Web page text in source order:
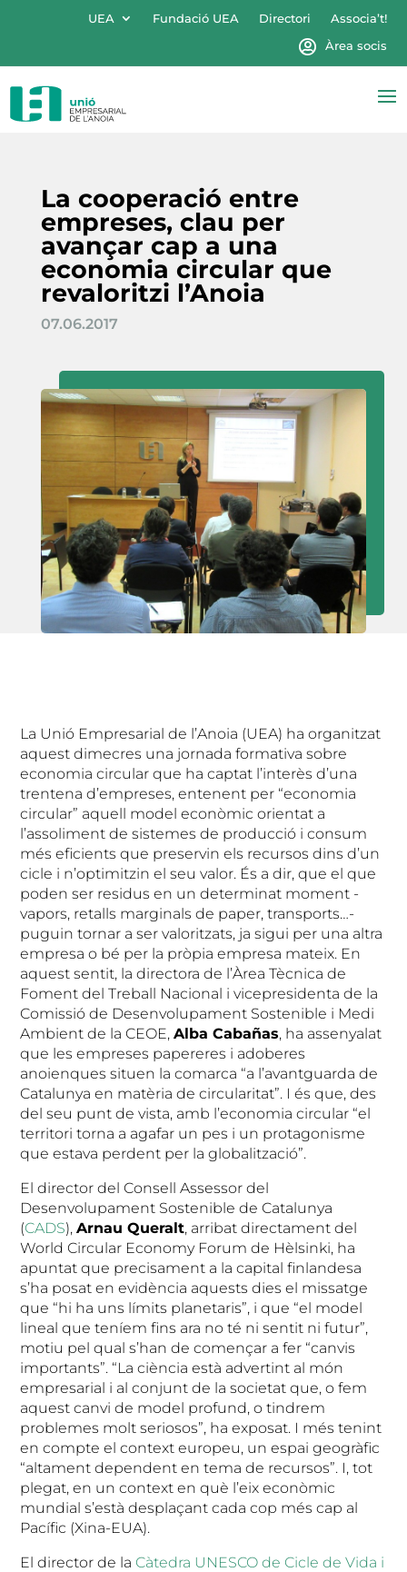
UEA Fundació UEA Directori
Associa’t!
Àrea socis
La cooperació entre
empreses, clau per
avançar cap a una
economia circular que
revaloritzi l’Anoia
07.06.2017
La Unió Empresarial de l’Anoia (UEA) ha organitzat
aquest dimecres una jornada formativa sobre
economia circular que ha captat l’interès d’una
trentena d’empreses, entenent per “economia
circular” aquell model econòmic orientat a
l’assoliment de sistemes de producció i consum
més eficients que preservin els recursos dins d’un
cicle i n’optimitzin el seu valor. És a dir, que el que
poden ser residus en un determinat moment -
vapors, retalls marginals de paper, transports…-
puguin tornar a ser valoritzats, ja sigui per una altra
empresa o bé per la pròpia empresa mateix. En
aquest sentit, la directora de l’Àrea Tècnica de
Foment del Treball Nacional i vicepresidenta de la
Comissió de Desenvolupament Sostenible i Medi
Ambient de la CEOE,Alba Cabañas, ha assenyalat
que les empreses papereres i adoberes
anoienques situen la comarca “a l’avantguarda de
Catalunya en matèria de circularitat”. I és que, des
del seu punt de vista, amb l’economia circular “el
territori torna a agafar un pes i un protagonisme
que estava perdent per la globalització”.
El director del Consell Assessor del
Desenvolupament Sostenible de Catalunya
(CADS),Arnau Queralt, arribat directament del
World Circular Economy Forum de Hèlsinki, ha
apuntat que precisament a la capital finlandesa
s’ha posat en evidència aquests dies el missatge
que “hi ha uns límits planetaris”, i que “el model
lineal que teníem fins ara no té ni sentit ni futur”,
motiu pel qual s’han de començar a fer “canvis
importants”. “La ciència està advertint al món
empresarial i al conjunt de la societat que, o fem
aquest canvi de model profund, o tindrem
problemes molt seriosos”, ha exposat. I més tenint
en compte el context europeu, un espai geogràfic
“altament dependent en tema de recursos”. I, tot
plegat, en un context en què l’eix econòmic
mundial s’està desplaçant cada cop més cap al
Pacífic (Xina-EUA).
El director de la Càtedra UNESCO de Cicle de Vida i